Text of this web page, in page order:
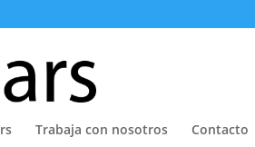
Trabaja con nosotros Contacto